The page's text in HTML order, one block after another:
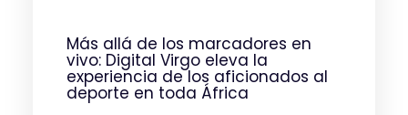
Más allá de los marcadores en
vivo: Digital Virgo eleva la
experiencia de los aficionados al
deporte en toda África